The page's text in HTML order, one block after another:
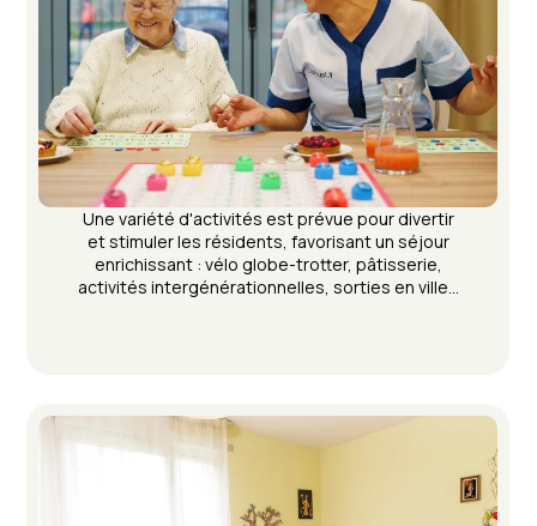
Une variété d'activités est prévue pour divertir
et stimuler les résidents, favorisant un séjour
enrichissant : vélo globe-trotter, pâtisserie,
activités intergénérationnelles, sorties en ville…